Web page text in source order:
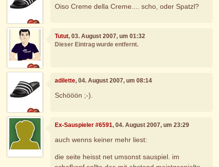
Oiso Creme della Creme.... scho, oder Spatzl?
Tutut, 03. August 2007, um 01:32
Dieser Eintrag wurde entfernt.
adilette, 04. August 2007, um 08:14
Schööön ;-).
Ex-Sauspieler #6591, 04. August 2007, um 23:29
auch wenns keiner mehr liest:
die seite heisst net umsonst sauspiel. im